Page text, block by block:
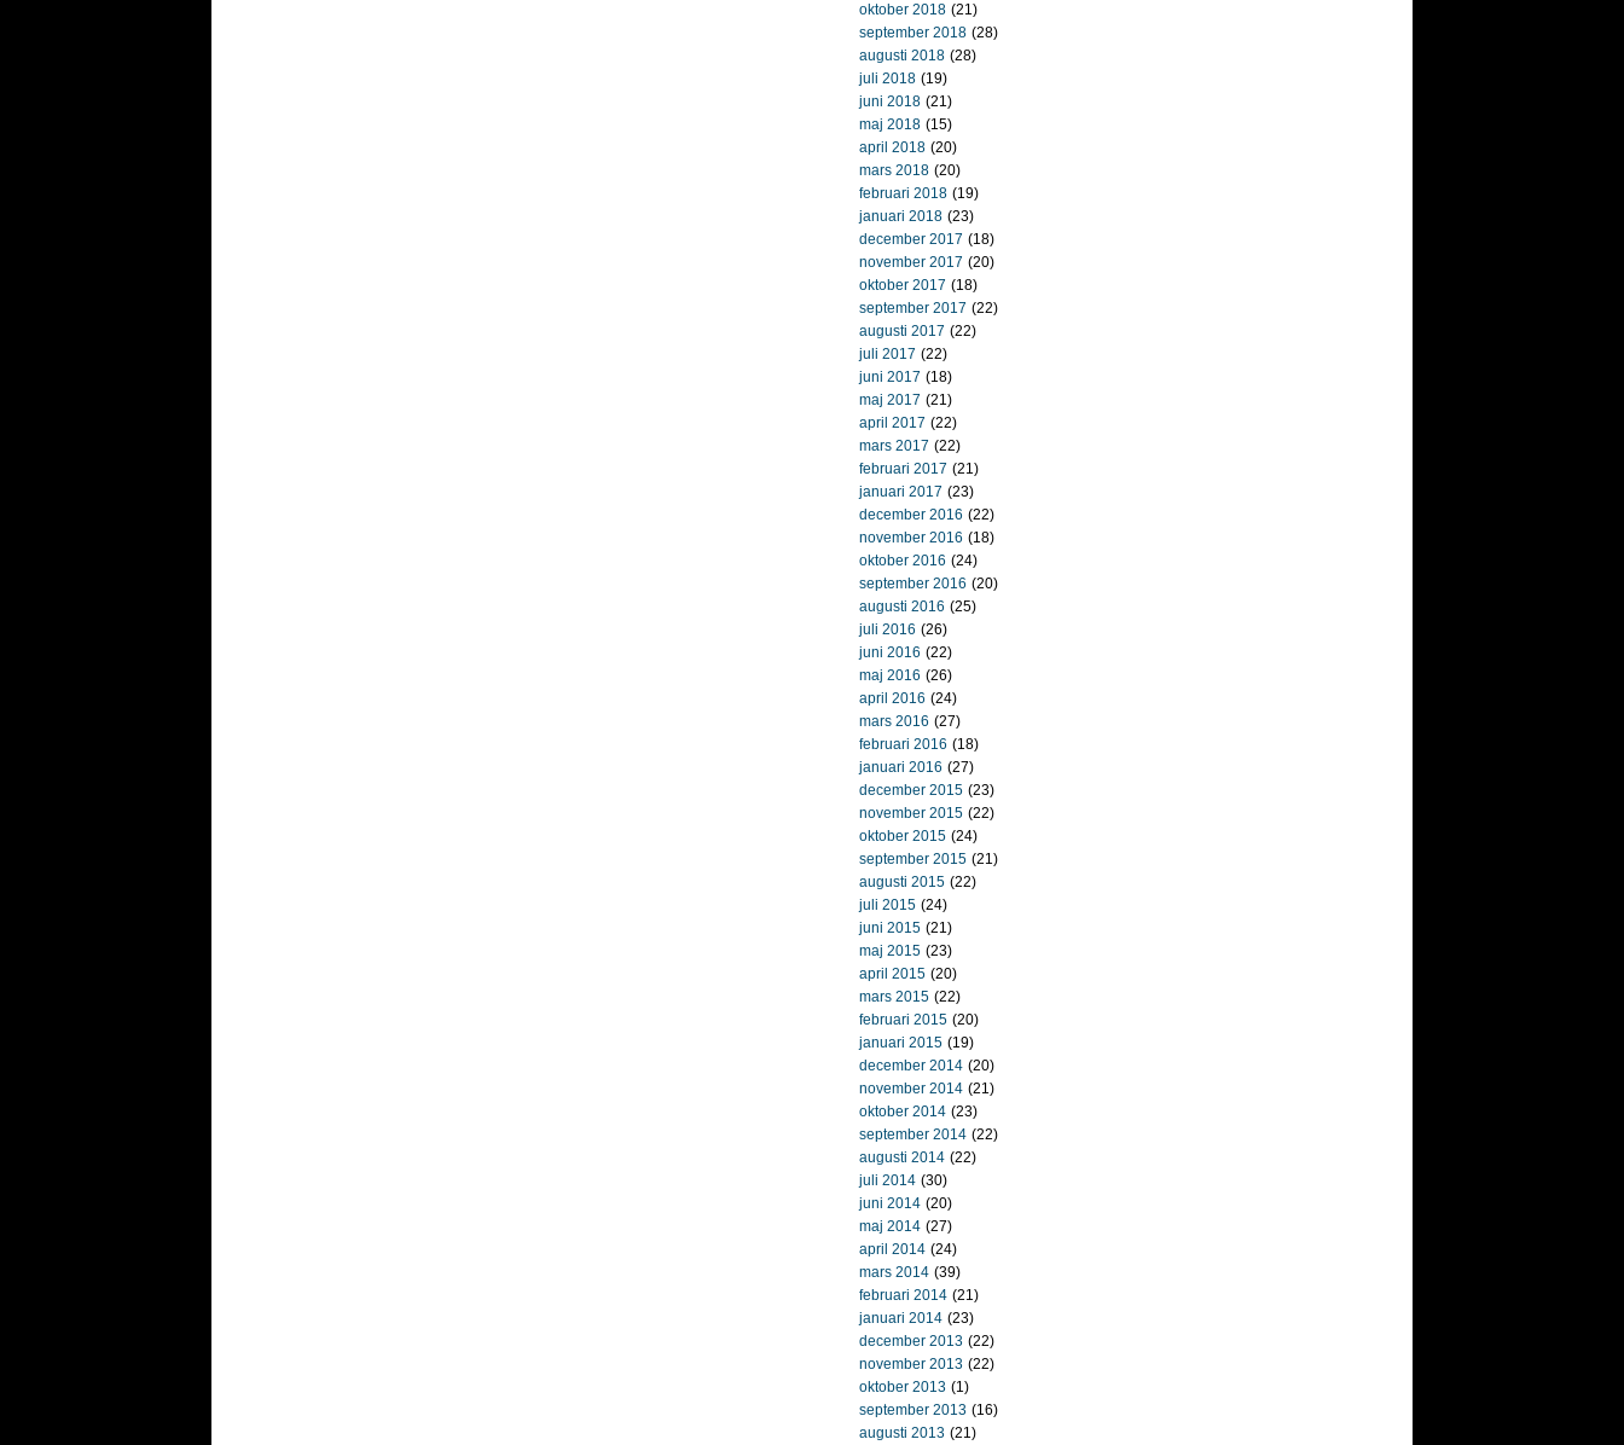
oktober 2018 (21)
september 2018 (28)
augusti 2018 (28)
juli 2018 (19)
juni 2018 (21)
maj 2018 (15)
april 2018 (20)
mars 2018 (20)
februari 2018 (19)
januari 2018 (23)
december 2017 (18)
november 2017 (20)
oktober 2017 (18)
september 2017 (22)
augusti 2017 (22)
juli 2017 (22)
juni 2017 (18)
maj 2017 (21)
april 2017 (22)
mars 2017 (22)
februari 2017 (21)
januari 2017 (23)
december 2016 (22)
november 2016 (18)
oktober 2016 (24)
september 2016 (20)
augusti 2016 (25)
juli 2016 (26)
juni 2016 (22)
maj 2016 (26)
april 2016 (24)
mars 2016 (27)
februari 2016 (18)
januari 2016 (27)
december 2015 (23)
november 2015 (22)
oktober 2015 (24)
september 2015 (21)
augusti 2015 (22)
juli 2015 (24)
juni 2015 (21)
maj 2015 (23)
april 2015 (20)
mars 2015 (22)
februari 2015 (20)
januari 2015 (19)
december 2014 (20)
november 2014 (21)
oktober 2014 (23)
september 2014 (22)
augusti 2014 (22)
juli 2014 (30)
juni 2014 (20)
maj 2014 (27)
april 2014 (24)
mars 2014 (39)
februari 2014 (21)
januari 2014 (23)
december 2013 (22)
november 2013 (22)
oktober 2013 (1)
september 2013 (16)
augusti 2013 (21)